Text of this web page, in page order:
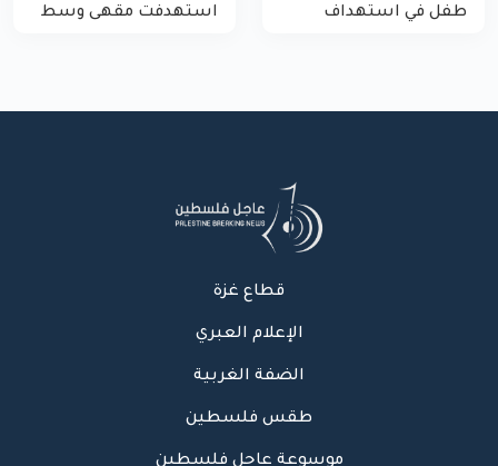
طفل في استهداف
استهدفت مقهى وسط
قطاع غزة
الإعلام العبري
الضفة الغربية
طقس فلسطين
موسوعة عاجل فلسطين